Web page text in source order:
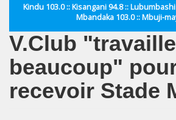
Kindu 103.0 :: Kisangani 94.8 ::
Mbandaka 103.0 :: Mbuji-
V.Club "travaille
beaucoup"
recevoir Stade